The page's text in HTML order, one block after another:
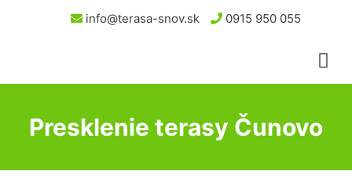
info@terasa-snov.sk 0915 950 055
Presklenie terasy Čunovo